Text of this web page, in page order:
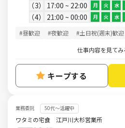
3 17:00 ~ 22:00 月 火 水
4 21:00 ~ 00:00 月 火 水
#昼歓迎 #夜歓迎 #土日祝(週末)歓迎
仕事内容を見てみ
キープする
業務委託 50代～活躍中
ワタミの宅食 江戸川大杉営業所